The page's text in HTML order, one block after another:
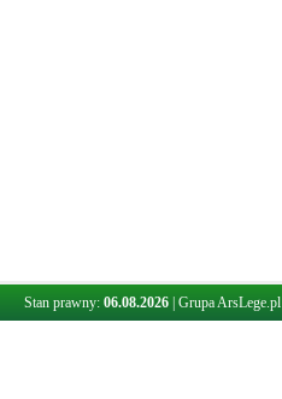
Stan prawny: 06.08.2026 Grupa ArsLege.pl